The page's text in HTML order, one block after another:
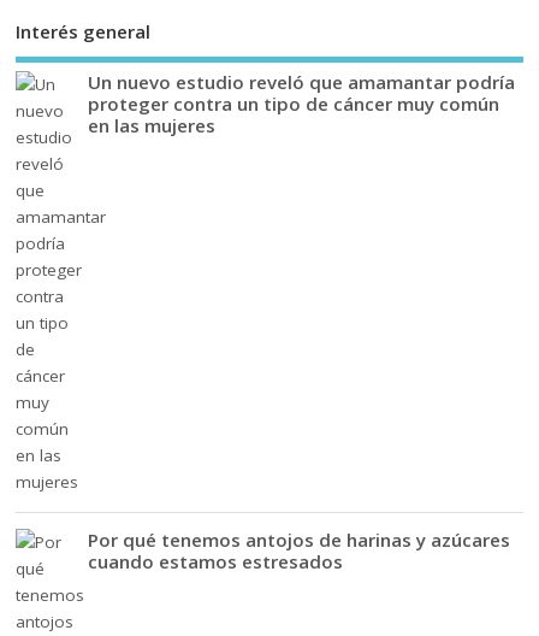
Interés general
Un nuevo estudio reveló que amamantar podría
proteger contra un tipo de cáncer muy común
en las mujeres
Por qué tenemos antojos de harinas y azúcares
cuando estamos estresados